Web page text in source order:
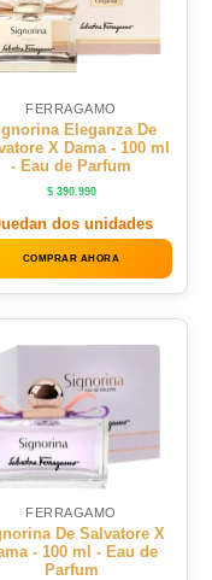
FERRAGAMO
Eleganza De
X Dama - 100 ml
- Eau de Parfum
$390.990
dos unidades
COMPRAR AHORA
FERRAGAMO
De Salvatore X
- 100 ml - Eau de
Parfum